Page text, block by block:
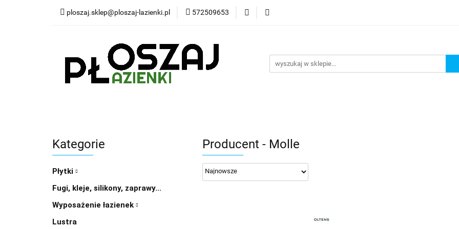
ploszaj.sklep@ploszaj-lazienki.pl 572509653
Płytki Panele wodoodporne MHC
Wyposażenie kuchni Konfigurator kabin Kerria
Kategorie
Płytki
Fugi, kleje, silikony, zaprawy...
Wyposażenie łazienek
Lustra
Producent - Molle